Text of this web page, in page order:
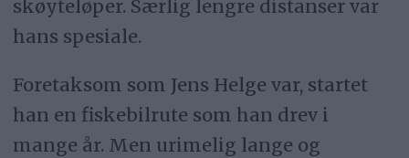
skøyteløper. Særlig lengre distanser var
hans spesiale.
Foretaksom som Jens Helge var, startet
han en fiskebilrute som han drev i
mange år. Men urimelig lange og